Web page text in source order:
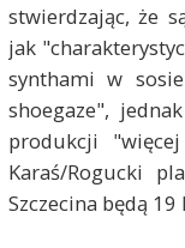
stwierdzając, że
jak
synthami w
shoegaze",
produkcji
Karaś/Rogucki
Szczecina będą